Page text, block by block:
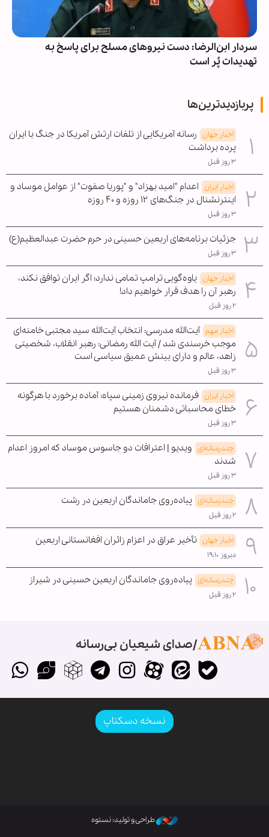
سردار ابن‌الرضا: دست نیروهای مسلح برای پاسخ به
تهدیدات پُر است
پربازدیدترین‌ها
اخبار جهان رسانه آمریکایی از تلفات ارتش آمریکا در جنگ با ایران
پرده برداشت
۳ روز قبل
اخبار ایران اعدام "امید بهزاد" و "پوریا صفوت" از عوامل موساد و
اینترنشنال در جنگ‌های ۱۲ روزه و ۴۰ روزه
۳ روز قبل
جزئیات برنامه‌های اربعین حسینی در حرم حضرت عبدالعظیم(ع)
۳ روز قبل
اخبار جهان یاوه‌گویی ترامپ تمامی ندارد؛ اگر ایران توافق نکند،
رهبر آن را هدف قرار خواهیم داد!
۲ روز قبل
اخبار مهم آیت‌الله مدرسی: انتخاب آیت‌الله سید مجتبی خامنه‌ای
موجب خرسندی شد / آیت الله رمضانی: رهبر انقلاب، شخصیتی
زاهد، عالم و دارای بینش عمیق سیاسی است
۳ روز قبل
اخبار ایران فرمانده نیروی زمینی سپاه: آماده برخورد با هرگونه
خطای محاسباتی دشمنان هستیم
۳ روز قبل
چندرسانه‌ای ویدیو | اعترافات دو جاسوس موساد که امروز اعدام
شدند
۳ روز قبل
چندرسانه‌ای پیاده‌روی جاماندگان اربعین در رشت
۲ روز قبل
اخبار جهان تأخیر عراق در اعزام زائران افغانستانی اربعین
دیروز ۱۹:۱۰
چندرسانه‌ای پیاده‌روی جاماندگان اربعین حسینی در شیراز
۲ روز قبل
صدای شیعیان بی‌رسانه
نسخه دسکتاپ
طراحی و تولید: نستوه